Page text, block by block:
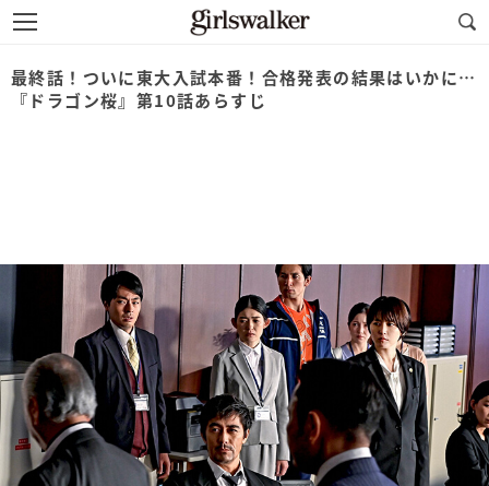
最終話！ついに東大入試本番！合格発表の結果はいかに…
『ドラゴン桜』第10話あらすじ